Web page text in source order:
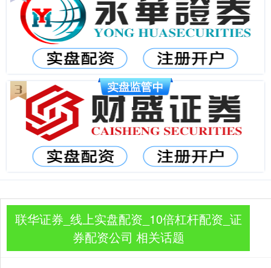
联华证券_线上实盘配资_10倍杠杆配资_证
券配资公司 相关话题